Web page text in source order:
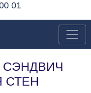
01
СТЕН